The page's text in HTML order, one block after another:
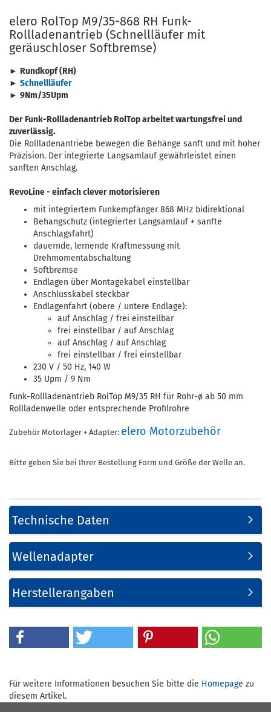
elero RolTop M9/35-868 RH Funk-
Rollladenantrieb (Schnellläufer mit
geräuschloser Softbremse)
► Rundkopf (RH)
► Schnellläufer
► 9Nm/35Upm
Der Funk-Rollladenantrieb RolTop arbeitet wartungsfrei und
zuverlässig.
Die Rollladenantriebe bewegen die Behänge sanft und mit hoher
Präzision. Der integrierte Langsamlauf gewährleistet einen
sanften Anschlag.
RevoLine - einfach clever motorisieren
mit integriertem Funkempfänger 868 MHz bidirektional
Behangschutz (integrierter Langsamlauf + sanfte
Anschlagsfahrt)
dauernde, lernende Kraftmessung mit
Drehmomentabschaltung
Softbremse
Endlagen über Montagekabel einstellbar
Anschlusskabel steckbar
Endlagenfahrt (obere / untere Endlage):
auf Anschlag / frei einstellbar
frei einstellbar / auf Anschlag
auf Anschlag / auf Anschlag
frei einstellbar / frei einstellbar
230 V / 50 Hz, 140 W
35 Upm / 9 Nm
Funk-Rollladenantrieb RolTop M9/35 RH für Rohr-ø ab 50 mm
Rollladenwelle oder entsprechende Profilrohre
Zubehör Motorlager + Adapter: elero Motorzubehör
Bitte geben Sie bei Ihrer Bestellung Form und Größe der Welle an.
Technische Daten
Wellenadapter
Herstellerangaben
Für weitere Informationen besuchen Sie bitte die Homepage zu
diesem Artikel.